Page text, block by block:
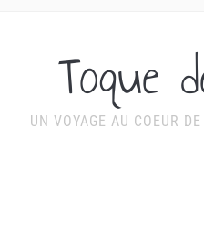
Toque
UN VOYAGE AU COEUR